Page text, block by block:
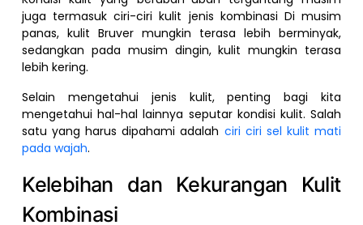
juga termasuk ciri-ciri kulit jenis kombinasi Di musim
panas, kulit Bruver mungkin terasa lebih berminyak,
sedangkan pada musim dingin, kulit mungkin terasa
lebih kering.
Selain mengetahui jenis kulit, penting bagi kita
mengetahui hal-hal lainnya seputar kondisi kulit. Salah
satu yang harus dipahami adalah ciri ciri sel kulit mati
pada wajah.
Kelebihan dan Kekurangan Kulit
Kombinasi